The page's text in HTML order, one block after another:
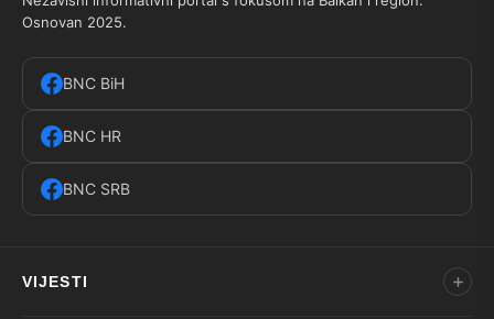
Osnovan 2025.
BNC BiH
BNC HR
BNC SRB
VIJESTI